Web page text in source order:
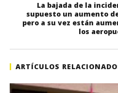
La bajada de la
supuesto un aumento
pero a su vez están
los
ARTÍCULOS